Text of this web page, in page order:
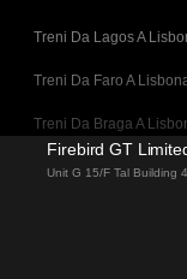
Treni Da Lagos A
Treni Da Faro A
Treni Da Braga A
Treni Da Madrid A
Firebird GT
Unit G 15/F Tal Building